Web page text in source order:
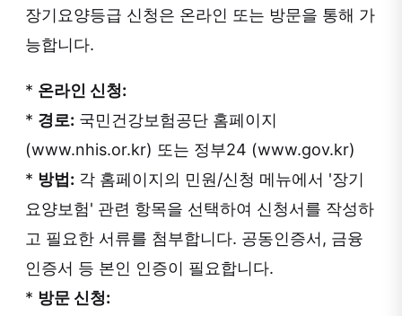
장기요양등급 신청은 온라인 또는 방문을 통해 가
능합니다.
* 온라인 신청:
* 경로: 국민건강보험공단 홈페이지
(www.nhis.or.kr) 또는 정부24 (www.gov.kr)
* 방법: 각 홈페이지의 민원/신청 메뉴에서 '장기
요양보험' 관련 항목을 선택하여 신청서를 작성하
고 필요한 서류를 첨부합니다. 공동인증서, 금융
인증서 등 본인 인증이 필요합니다.
* 방문 신청: